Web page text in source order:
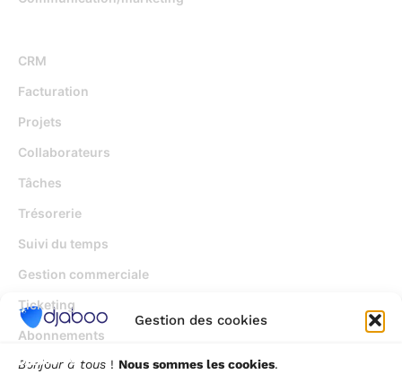
Gestion des cookies
Bonjour à tous ! Nous sommes les cookies.
CRM
Facturation
Projets
Collaborateurs
Tâches
Trésorerie
Suivi du temps
Gestion commerciale
Ticketing
Abonnements
Djaboo Vs